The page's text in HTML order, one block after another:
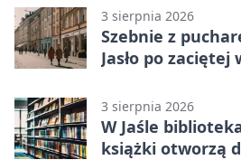
3 sierpnia 2026
Szebnie z
Jasło po zaciętej
3 sierpnia 2026
W Jaśle
książki otworzą